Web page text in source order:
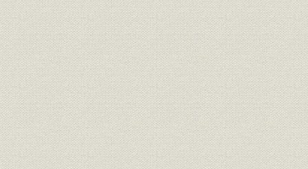
22.琵琶湖の舟運と玄関口・浜大津
23.京都定期観光バス
24.宇治川ラインとおとぎ電車
25.比叡山開発
26.黎明期のマーケット事業
27.念願の京阪百貨店開業